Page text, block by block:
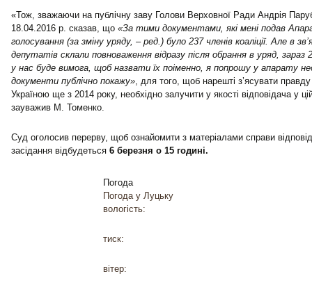
«Тож, зважаючи на публічну заву Голови Верховної Ради Андрія
18.04.2016 р. сказав, що «За тими документами, які мені подав
голосування (за зміну уряду, – ред.) було 237 членів коаліції. Але в
депутатів склали повноваження відразу після обрання в уряд, зараз
у нас буде вимога, щоб назвати їх поіменно, я попрошу у апарату
документи публічно покажу» , для того, щоб нарешті з’ясувати
Україною ще з 2014 року, необхідно залучити у якості відповідача у
зауважив М. Томенко.
Суд оголосив перерву, щоб ознайомити з матеріалами справи
засідання відбудеться 6 березня о 15 годині.
Погода
Погода у Луцьку
вологість:
тиск:
вітер: